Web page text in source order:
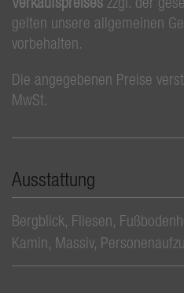
gelten unsere allgemeinen
vorbehalten.
Die angegebenen Preise
MwSt.
Ausstattung
Bergblick Fliesen
Kamin Massiv